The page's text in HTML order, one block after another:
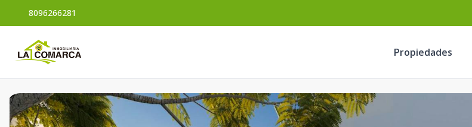
8096266281
Propiedades